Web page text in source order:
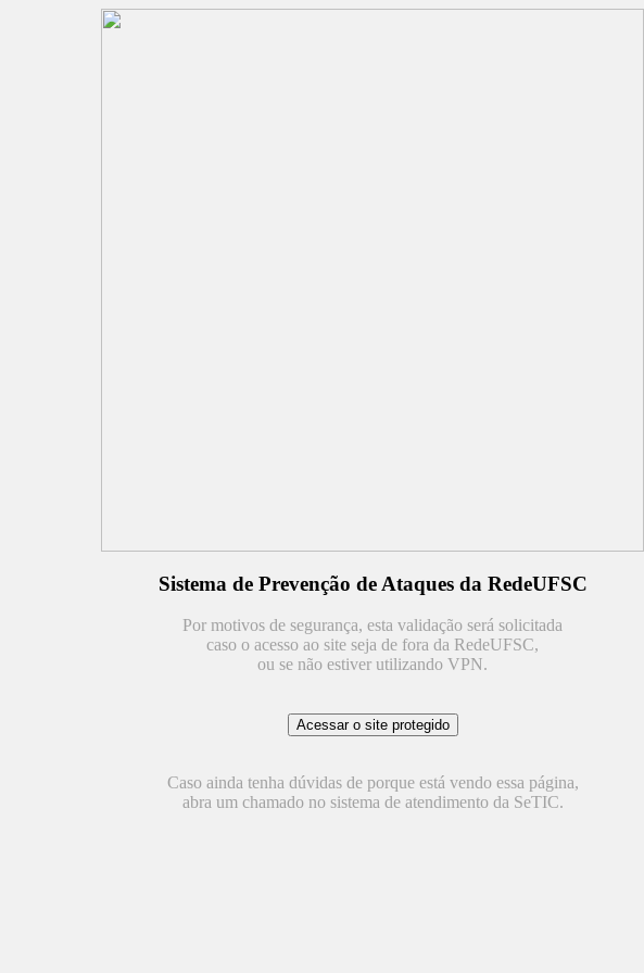
Sistema de Prevenção de Ataques da RedeUFSC
Por motivos de segurança, esta validação será solicitada
caso o acesso ao site seja de fora da RedeUFSC,
ou se não estiver utilizando VPN.
Caso ainda tenha dúvidas de porque está vendo essa página,
abra um chamado no sistema de atendimento da SeTIC.